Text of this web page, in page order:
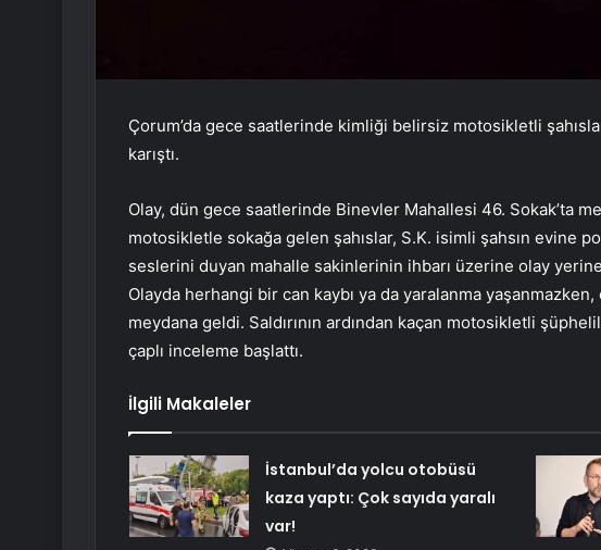
Çorum’da gece saatlerinde kimliği belirsiz motosikletli
karıştı.
Olay, dün gece saatlerinde Binevler Mahallesi 46. Sokak’ta
motosikletle sokağa gelen şahıslar, S.K. isimli şahsın evine
seslerini duyan mahalle sakinlerinin ihbarı üzerine olay
Olayda herhangi bir can kaybı ya da yaralanma
meydana geldi. Saldırının ardından kaçan motosikletli
çaplı inceleme başlattı.
İlgili Makaleler
İstanbul’da yolcu otobüsü
kaza yaptı: Çok sayıda yaralı
var!